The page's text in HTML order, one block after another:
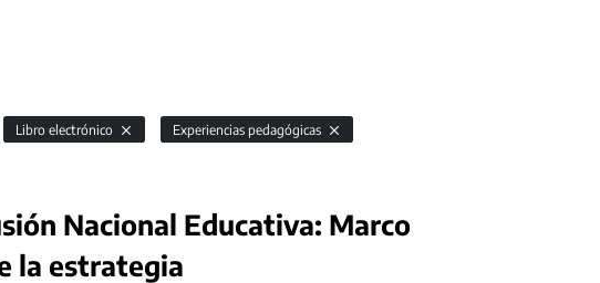
Libro electrónico
Experiencias pedagógicas
Nacional Educativa: Marco
la estrategia